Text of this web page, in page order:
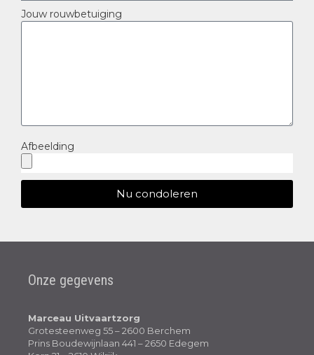
Jouw rouwbetuiging
Afbeelding
Nu condoleren
Onze gegevens
Marceau Uitvaartzorg
Grotesteenweg 55 – 2600 Berchem
Prins Boudewijnlaan 441 – 2650 Edegem